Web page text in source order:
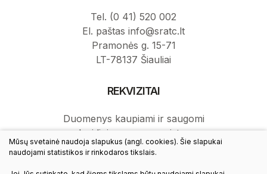
Tel. (0 41) 520 002
El. paštas info@sratc.lt
Pramonės g. 15-71
LT-78137 Šiauliai
REKVIZITAI
Duomenys kaupiami ir saugomi
Juridinių asmenų registre.
Juridinio asmens kodas: 145787276.
Mūsų svetainė naudoja slapukus (angl. cookies). Šie slapukai
naudojami statistikos ir rinkodaros tikslais.